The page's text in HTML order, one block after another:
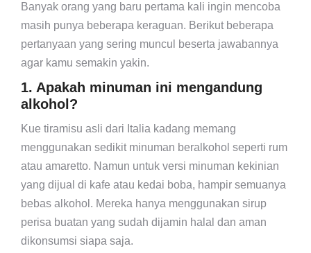
Banyak orang yang baru pertama kali ingin mencoba
masih punya beberapa keraguan. Berikut beberapa
pertanyaan yang sering muncul beserta jawabannya
agar kamu semakin yakin.
1. Apakah minuman ini mengandung
alkohol?
Kue tiramisu asli dari Italia kadang memang
menggunakan sedikit minuman beralkohol seperti rum
atau amaretto. Namun untuk versi minuman kekinian
yang dijual di kafe atau kedai boba, hampir semuanya
bebas alkohol. Mereka hanya menggunakan sirup
perisa buatan yang sudah dijamin halal dan aman
dikonsumsi siapa saja.